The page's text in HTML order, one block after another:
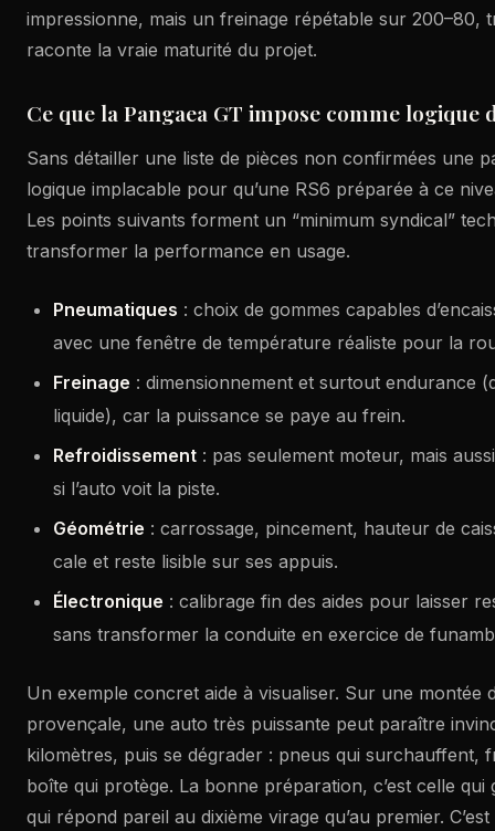
impressionne, mais un freinage répétable sur 200–80,
raconte la vraie maturité du projet.
Ce que la Pangaea GT impose comme logique
Sans détailler une liste de pièces non confirmées une
logique implacable pour qu’une RS6 préparée à ce
Les points suivants forment un “minimum syndical”
transformer la performance en usage.
Pneumatiques : choix de gommes capables
avec une fenêtre de température réaliste pour la
Freinage : dimensionnement et surtout endurance
liquide), car la puissance se paye au frein.
Refroidissement : pas seulement moteur, mais
si l’auto voit la piste.
Géométrie : carrossage, pincement, hauteur de
cale et reste lisible sur ses appuis.
Électronique : calibrage fin des aides pour laisser
sans transformer la conduite en exercice de
Un exemple concret aide à visualiser. Sur une montée
provençale, une auto très puissante peut paraître
kilomètres, puis se dégrader : pneus qui surchauffent,
boîte qui protège. La bonne préparation, c’est celle
qui répond pareil au dixième virage qu’au premier.